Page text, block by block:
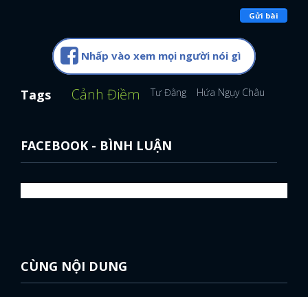
Gửi bài
Nhấp vào xem mọi người nói gì
Tags Cảnh Điềm Tư Đằng Hứa Ngụy Châu
FACEBOOK - BÌNH LUẬN
CÙNG NỘI DUNG